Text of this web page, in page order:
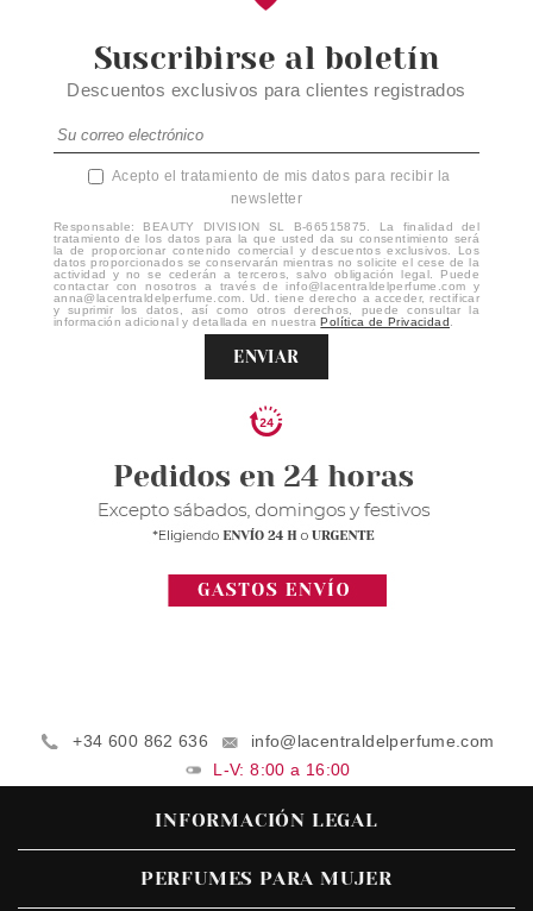
Suscribirse al boletín
Descuentos exclusivos para clientes registrados
Acepto el tratamiento de mis datos para recibir la
newsletter
Responsable: BEAUTY DIVISION SL B-66515875. La finalidad del
tratamiento de los datos para la que usted da su consentimiento será
la de proporcionar contenido comercial y descuentos exclusivos. Los
datos proporcionados se conservarán mientras no solicite el cese de la
actividad y no se cederán a terceros, salvo obligación legal. Puede
contactar con nosotros a través de info@lacentraldelperfume.com y
anna@lacentraldelperfume.com. Ud. tiene derecho a acceder, rectificar
y suprimir los datos, así como otros derechos, puede consultar la
información adicional y detallada en nuestraPolítica de Privacidad
ENVIAR
+34 600 862 636
info@lacentraldelperfume.com
L-V: 8:00 a 16:00
INFORMACIÓN LEGAL
PERFUMES PARA MUJER